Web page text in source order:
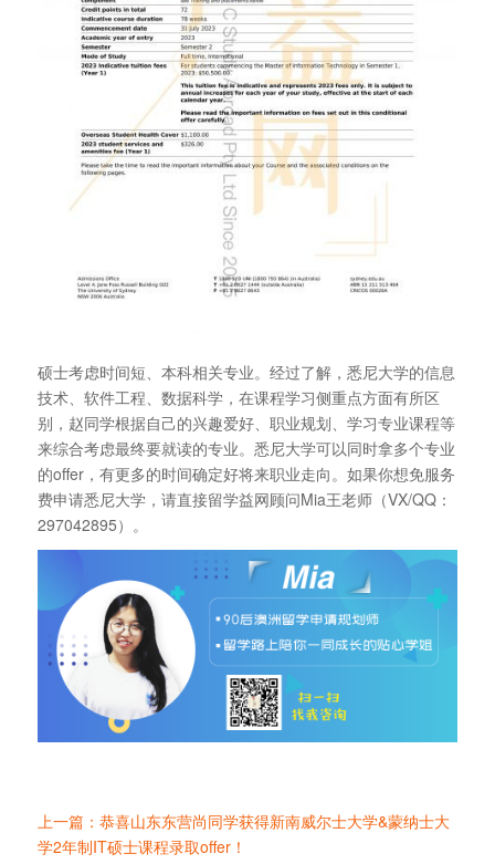
硕士考虑时间短、本科相关专业。经过了解，悉尼大学的信息
技术、软件工程、数据科学，在课程学习侧重点方面有所区
别，赵同学根据自己的兴趣爱好、职业规划、学习专业课程等
来综合考虑最终要就读的专业。悉尼大学可以同时拿多个专业
的offer，有更多的时间确定好将来职业走向。如果你想免服务
费申请悉尼大学，请直接留学益网顾问Mia王老师（VX/QQ：
297042895）。
上一篇：恭喜山东东营尚同学获得新南威尔士大学&蒙纳士大
学2年制IT硕士课程录取offer！